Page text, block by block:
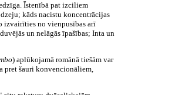
Īstenībā pat izciliem
kāds nacistu koncentrācijas
izvairīties no vienpusības arī
un nelāgās īpašības; Inta un
) aplūkojamā romānā tiešām var
pret šauri konvencionāliem,